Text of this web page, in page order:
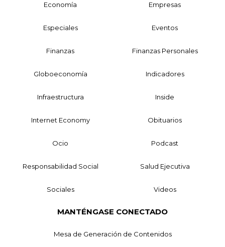
Economía Empresas
Especiales Eventos
Finanzas Finanzas Personales
Globoeconomía Indicadores
Infraestructura Inside
Internet Economy Obituarios
Ocio Podcast
Responsabilidad Social Salud Ejecutiva
Sociales Videos
MANTÉNGASE CONECTADO
Mesa de Generación de Contenidos